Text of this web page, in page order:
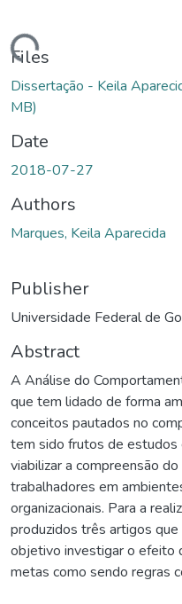
Files
Dissertação - Keila
MB)
Date
2018-07-27
Authors
Marques, Keila Aparecida
Publisher
Universidade Federal de
Abstract
A Análise do
que tem lidado de forma
conceitos pautados no
tem sido frutos de estudos
viabilizar a compreensão
trabalhadores em
organizacionais. Para a
produzidos três artigos
objetivo investigar o efeito
metas como sendo regras